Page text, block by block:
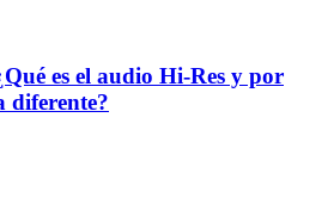
es el audio Hi-Res y por
diferente?